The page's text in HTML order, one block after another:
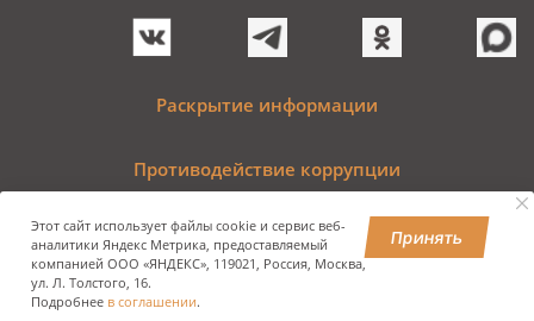
Раскрытие информации
Противодействие коррупции
© 2009–2024 Государственная компания «Российские
автомобильные дороги»
Этот сайт использует файлы cookie и сервис веб-
аналитики Яндекс Метрика, предоставляемый
компанией ООО «ЯНДЕКС», 119021, Россия, Москва,
ул. Л. Толстого, 16.
Подробнее в соглашении.
Принять